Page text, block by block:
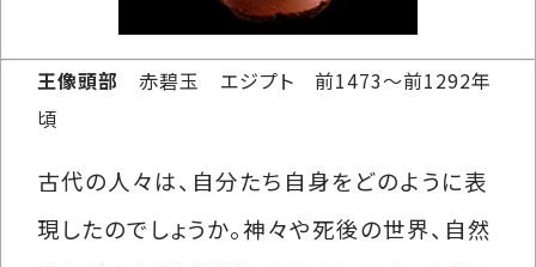
王像頭部 赤碧玉 エジプト 前1473～前1292年
頃
古代の人々は、自分たち自身をどのように表
現したのでしょうか。神々や死後の世界、自然